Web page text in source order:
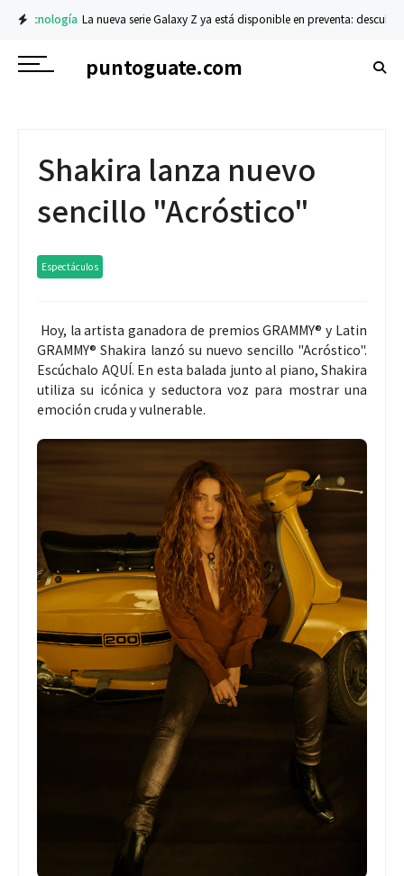
Tecnología La nueva serie Galaxy Z ya está disponible en preventa: descubre
puntoguate.com
Shakira lanza nuevo
sencillo "Acróstico"
Espectáculos
Hoy, la artista ganadora de premios GRAMMY® y Latin
GRAMMY® Shakira lanzó su nuevo sencillo "Acróstico".
Escúchalo AQUÍ. En esta balada junto al piano, Shakira
utiliza su icónica y seductora voz para mostrar una
emoción cruda y vulnerable.